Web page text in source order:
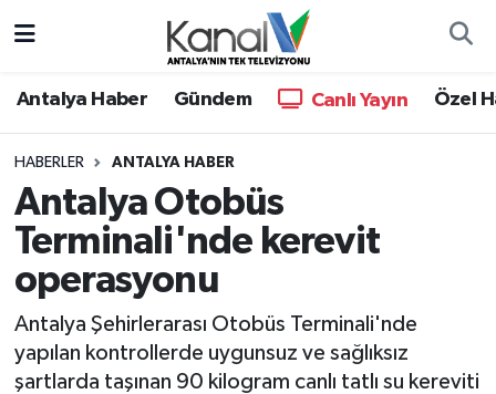
Antalya Haber Gündem Canlı Yayın Özel
HABERLER ANTALYA HABER
Antalya Otobüs
Terminali'nde kerevit
operasyonu
Antalya Şehirlerarası Otobüs Terminali'nde
yapılan kontrollerde uygunsuz ve sağlıksız
şartlarda taşınan 90 kilogram canlı tatlı su kereviti
Antalya Haber
Dünya
Eğitim
Gündem
Hava Durumu
Trafik Durumu
Süper Lig Puan Durumu ve Fikstür
Son Dakika Haberleri